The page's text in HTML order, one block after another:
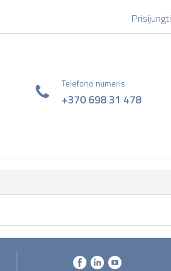
Prisijungti
Telefono numeris
+370 698 31 478